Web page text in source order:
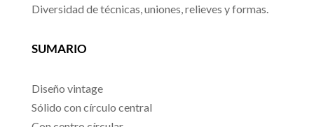
Diversidad de técnicas, uniones, relieves y formas.
SUMARIO
Diseño vintage
Sólido con círculo central